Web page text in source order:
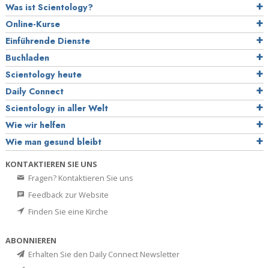
Was ist Scientology?
Online-Kurse
Einführende Dienste
Buchladen
Scientology heute
Daily Connect
Scientology in aller Welt
Wie wir helfen
Wie man gesund bleibt
KONTAKTIEREN SIE UNS
Fragen? Kontaktieren Sie uns
Feedback zur Website
Finden Sie eine Kirche
ABONNIEREN
Erhalten Sie den Daily Connect Newsletter